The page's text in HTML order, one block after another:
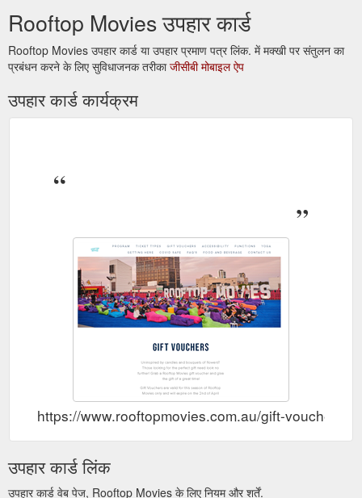
Ticket Types — Rooftop Movies
single deckchair · Premium Lounge · SINGLE BEANBAG /
DECKCHAIR · GROUP DISCOUNT · cheap tuesday · wicked
wednesday · companion card.
https://www.rooftopmovies.com.au/pricing
Rooftop Movies उपहार कार्ड
Rooftop Movies उपहार कार्ड या उपहार प्रमाण पत्र लिंक. में मक्खी पर संतुलन का
प्रबंधन करने के लिए सुविधाजनक तरीकाजीसीबी मोबाइल ऐप
उपहार कार्ड कार्यक्रम
https://www.rooftopmovies.com.au/gift-vouchers
उपहार कार्ड लिंक
उपहार कार्ड वेब पेज, Rooftop Movies के लिए नियम और शर्तें.